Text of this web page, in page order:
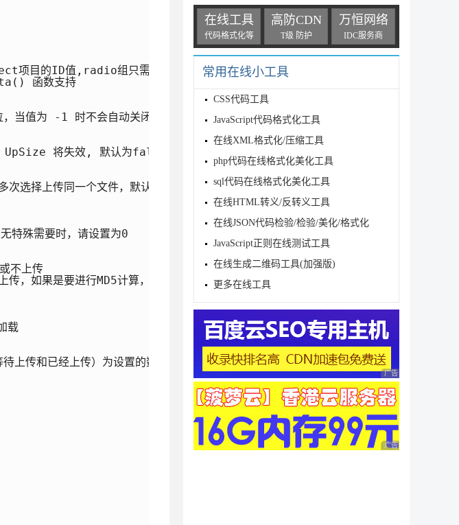
目的ID值,radio组只需要一个设置ID即可
函数支持
，当值为 -1 时不会自动关闭，注意：当参数CompleteClose为false时无效
UpSize 将失效, 默认为false
选择上传同一个文件，默认为false
特殊需要时，请设置为0
不上传
，如果是要进行MD5计算，计算后，提交计算结果，在根据服务器反馈，来执行是否上传
载
上传和已经上传）为设置的数量，才能点击上传，0为不限制
在线工具
代码格式化等
高防CDN
T级 防护
万恒网络
IDC服务商
常用在线小工具
CSS代码工具
JavaScript代码格式化工具
在线XML格式化/压缩工具
php代码在线格式化美化工具
sql代码在线格式化美化工具
在线HTML转义/反转义工具
在线JSON代码检验/检验/美化/格式化
JavaScript正则在线测试工具
在线生成二维码工具(加强版)
更多在线工具
广告 商业广告，理性
广告 商业广告，理性